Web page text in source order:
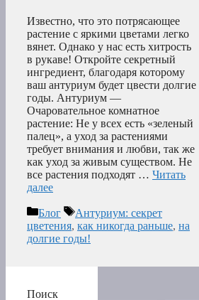
Известно, что это потрясающее
растение с яркими цветами легко
вянет. Однако у нас есть хитрость
в рукаве! Откройте секретный
ингредиент, благодаря которому
ваш антуриум будет цвести долгие
годы. Антуриум —
Очаровательное комнатное
растение: Не у всех есть «зеленый
палец», а уход за растениями
требует внимания и любви, так же
как уход за живым существом. Не
все растения подходят … Читать
далее
Рубрики
Блог Метки
Антуриум: секрет
цветения, как никогда раньше, на
долгие годы!
Поиск